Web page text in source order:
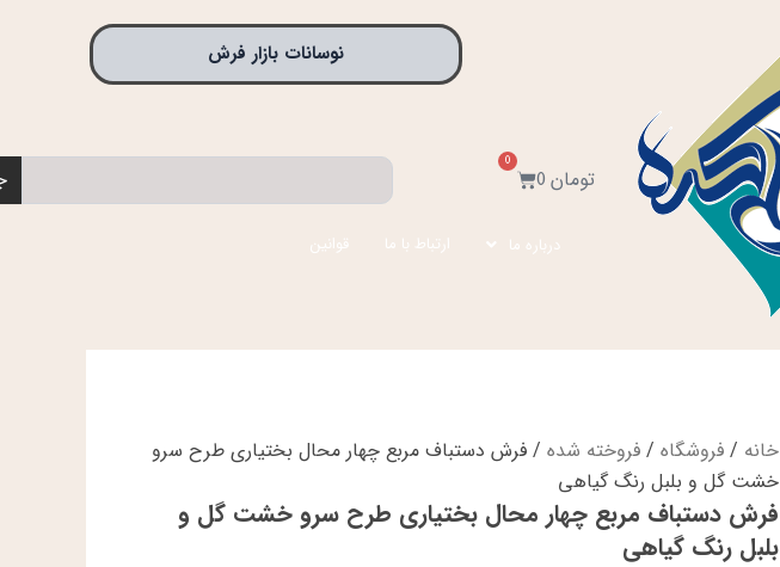
نوسانات بازار فرش
تومان0
0
سبد
خرید
جستجو
درباره ما ارتباط با ما قوانین
خانه / فروشگاه / فروخته شده / فرش دستباف مربع چهار محال بختیاری طرح سرو
خشت گل و بلبل رنگ گیاهی
فرش دستباف مربع چهار محال بختیاری طرح سرو خشت گل و
بلبل رنگ گیاهی